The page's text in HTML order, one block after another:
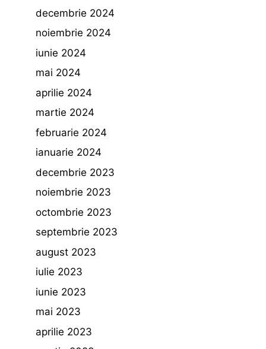
decembrie 2024
noiembrie 2024
iunie 2024
mai 2024
aprilie 2024
martie 2024
februarie 2024
ianuarie 2024
decembrie 2023
noiembrie 2023
octombrie 2023
septembrie 2023
august 2023
iulie 2023
iunie 2023
mai 2023
aprilie 2023